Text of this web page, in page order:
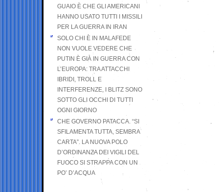
GUAIO È CHE GLI AMERICANI
HANNO USATO TUTTI I MISSILI
PER LA GUERRA IN IRAN
SOLO CHI È IN MALAFEDE
NON VUOLE VEDERE CHE
PUTIN È GIÀ IN GUERRA CON
L’EUROPA: TRA ATTACCHI
IBRIDI, TROLL E
INTERFERENZE, I BLITZ SONO
SOTTO GLI OCCHI DI TUTTI
OGNI GIORNO
CHE GOVERNO PATACCA. “SI
SFILAMENTA TUTTA, SEMBRA
CARTA”. LA NUOVA POLO
D’ORDINANZA DEI VIGILI DEL
FUOCO SI STRAPPA CON UN
PO’ D’ACQUA